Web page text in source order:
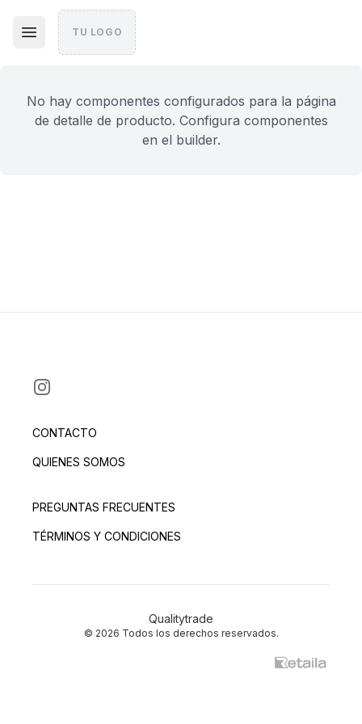
TU LOGO
No hay componentes configurados para la página
de detalle de producto. Configura componentes
en el builder.
INSTAGRAM
CONTACTO
QUIENES SOMOS
PREGUNTAS FRECUENTES
TÉRMINOS Y CONDICIONES
Qualitytrade
© 2026 Todos los derechos reservados.